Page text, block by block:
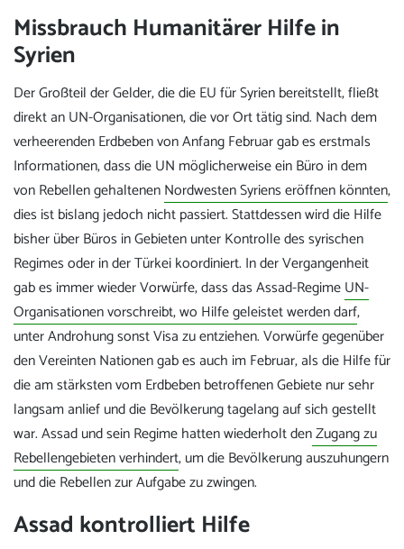
Missbrauch Humanitärer Hilfe in
Syrien
Der Großteil der Gelder, die die EU für Syrien bereitstellt, fließt
direkt an UN-Organisationen, die vor Ort tätig sind. Nach dem
verheerenden Erdbeben von Anfang Februar gab es erstmals
Informationen, dass die UN möglicherweise ein Büro in dem
von Rebellen gehaltenenNordwesten Syriens eröffnen könnten,
dies ist bislang jedoch nicht passiert. Stattdessen wird die Hilfe
bisher über Büros in Gebieten unter Kontrolle des syrischen
Regimes oder in der Türkei koordiniert. In der Vergangenheit
gab es immer wieder Vorwürfe, dass das Assad-RegimeUN-
Organisationen vorschreibt, wo Hilfe geleistet werden darf,
unter Androhung sonst Visa zu entziehen. Vorwürfe gegenüber
den Vereinten Nationen gab es auch im Februar, als die Hilfe für
die am stärksten vom Erdbeben betroffenen Gebiete nur sehr
langsam anlief und die Bevölkerung tagelang auf sich gestellt
war. Assad und sein Regime hatten wiederholt denZugang zu
Rebellengebieten verhindert, um die Bevölkerung auszuhungern
und die Rebellen zur Aufgabe zu zwingen.
Assad kontrolliert Hilfe